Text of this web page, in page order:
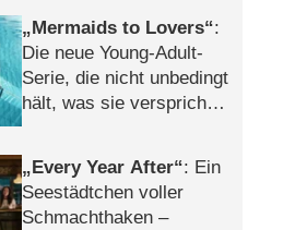
Mermaids to Lovers :
Die neue Young-Adult-
Serie, die nicht unbedingt
hält, was sie verspricht –
Every Year After : Ein
Seestädtchen voller
Schmachthaken –